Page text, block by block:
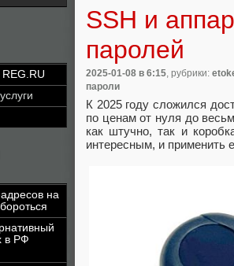
на
в РФ
SSH и
паролей
2025-01-08 в 6:15, рубрики:
пароли
К 2025 году сложился
по ценам от нуля до
как штучно, так и
интересным, и применить